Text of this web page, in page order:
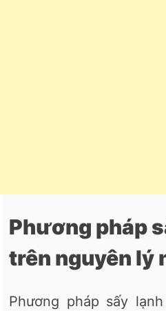
Phương pháp
trên nguyên lý
Phương pháp sấy